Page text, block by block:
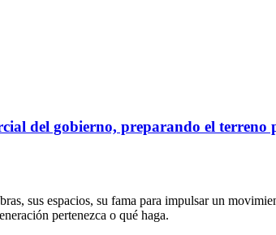
del gobierno, preparando el terreno
sus espacios, su fama para impulsar un
pertenezca o qué haga.